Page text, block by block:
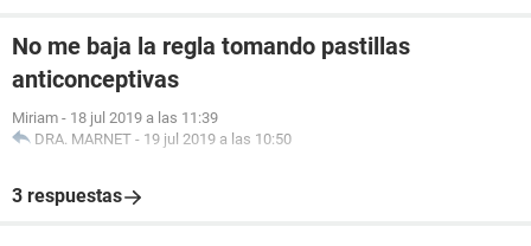
No me baja la regla tomando pastillas
anticonceptivas
Miriam - 18 jul 2019 a las 11:39
DRA. MARNET - 19 jul 2019 a las 10:50
3 respuestas